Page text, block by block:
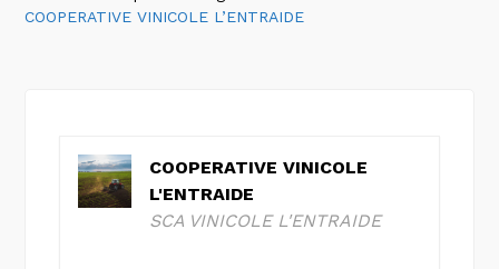
COOPERATIVE VINICOLE L’ENTRAIDE
COOPERATIVE VINICOLE
L'ENTRAIDE
SCA VINICOLE L'ENTRAIDE